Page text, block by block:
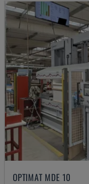
OPTIMAT MDE 10